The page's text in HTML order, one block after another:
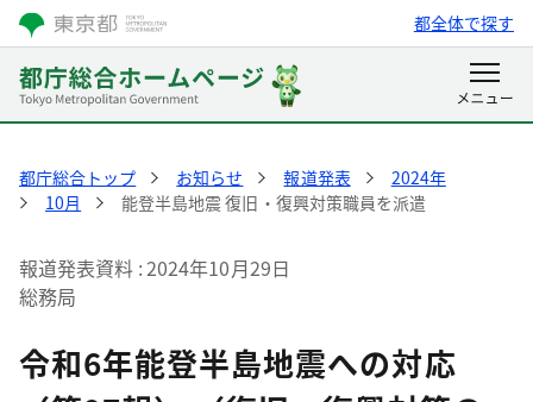
都全体で探す
都庁総合トップ お知らせ 報道発表
2024年
10月
能登半島地震 復旧・復興対策職員を派遣
報道発表資料 2024年10月29日
総務局
令和6年能登半島地震への対応